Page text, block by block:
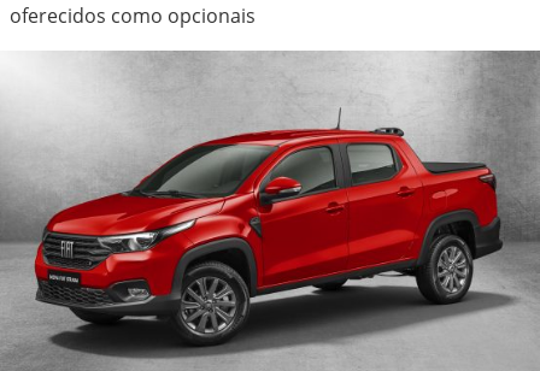
oferecidos como opcionais